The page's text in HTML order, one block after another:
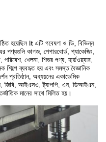
হয়েছিল It এটি গবেষণা ও ডি, বিভিন্ন
পণ্যগুলি কাগজ, পেপারবোর্ড, প্যাকেজিং,
পরিবেশ, খেলনা, শিশুর পণ্য, হার্ডওয়্যার,
শিল্পে ব্যবহৃত হয় এবং সমস্ত বৈজ্ঞানিক
প্রতিষ্ঠান, অধ্যয়নের একাডেমিক
জিবি, আইএসও, ট্যাপপি, এন, ডিআইএন,
মানের সাথে মিলিত হয়।